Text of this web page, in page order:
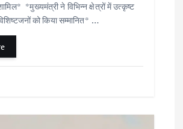
*मुख्यमंत्री ने विभिन्न क्षेत्रों में उत्कृष्ट
को किया सम्मानित* …